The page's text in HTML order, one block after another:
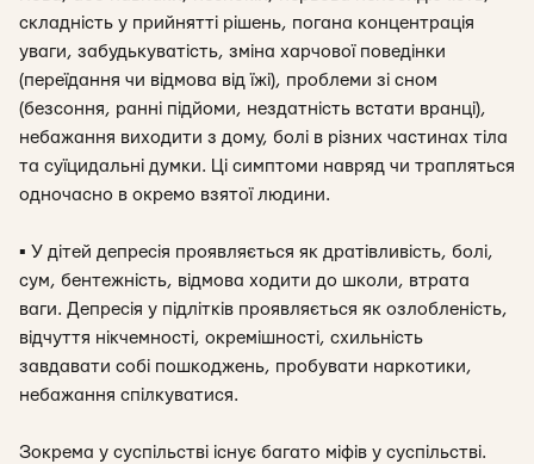
складність у прийнятті рішень, погана концентрація
уваги, забудькуватість, зміна харчової поведінки
(переїдання чи відмова від їжі), проблеми зі сном
(безсоння, ранні підйоми, нездатність встати вранці),
небажання виходити з дому, болі в різних частинах тіла
та суїцидальні думки. Ці симптоми навряд чи трапляться
одночасно в окремо взятої людини.
▪ У дітей депресія проявляється як дратівливість, болі,
сум, бентежність, відмова ходити до школи, втрата
ваги. Депресія у підлітків проявляється як озлобленість,
відчуття нікчемності, окремішності, схильність
завдавати собі пошкоджень, пробувати наркотики,
небажання спілкуватися.
Зокрема у суспільстві існує багато міфів у суспільстві.